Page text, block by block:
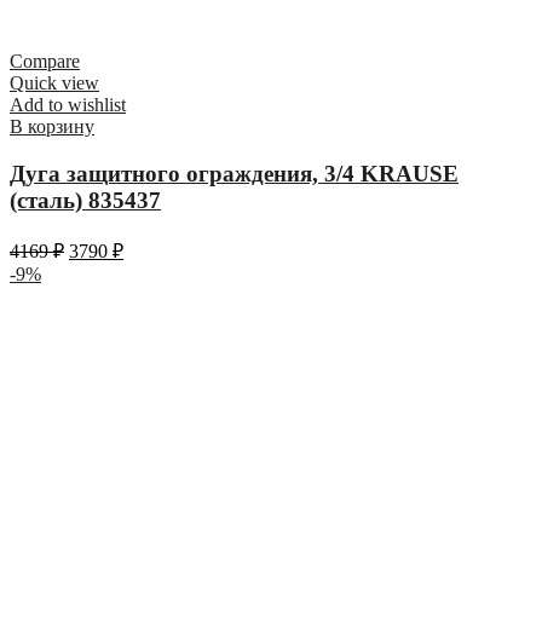
Compare
Quick view
Add to wishlist
В корзину
Дуга защитного ограждения, 3/4 KRAUSE
(сталь) 835437
4169₽ 3790 ₽
-9%